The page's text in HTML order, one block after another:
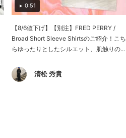
0:51
【8/6値下げ】【別注】FRED PERRY /
Broad Short Sleeve Shirtsのご紹介！こち
らゆったりとしたシルエット、肌触りの...
清松 秀貴